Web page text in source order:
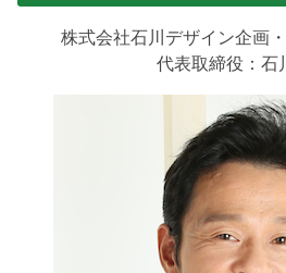
株式会社石川デザイン企画
代表取締役：石